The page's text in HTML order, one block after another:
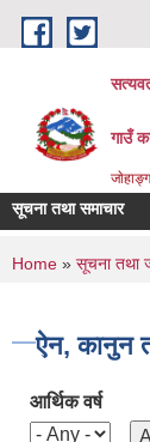
Skip to main content
गाउँ
सूचना तथा समाचार
You are
Home » सूचना तथा
ऐन, कानुन
आर्थिक वर्ष